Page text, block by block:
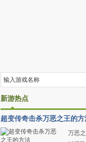
新游热点
超变传奇击杀万恶之王的方
万恶